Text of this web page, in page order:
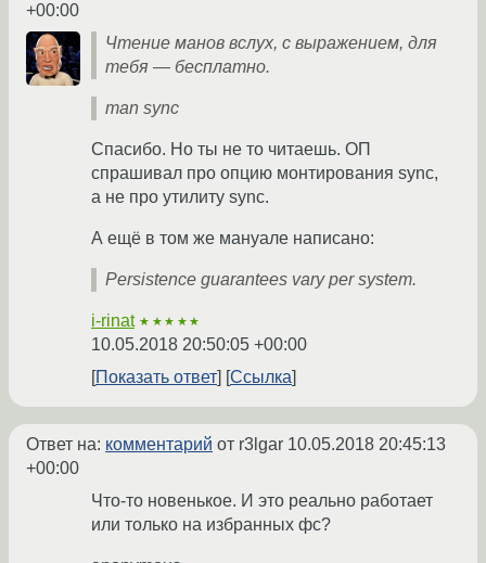
+00:00
Чтение манов вслух, с выражением, для
тебя — бесплатно.
man sync
Спасибо. Но ты не то читаешь. ОП
спрашивал про опцию монтирования sync,
а не про утилиту sync.
А ещё в том же мануале написано:
Persistence guarantees vary per system.
i-rinat ★★★★★
10.05.2018 20:50:05 +00:00
Показать ответ
Ссылка
Ответ на: комментарий от r3lgar 10.05.2018 20:45:13
+00:00
Что-то новенькое. И это реально работает
или только на избранных фс?